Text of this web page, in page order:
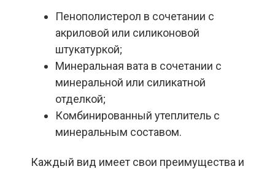
Пенополистерол в сочетании с
акриловой или силиконовой
штукатуркой;
Минеральная вата в сочетании с
минеральной или силикатной
отделкой;
Комбинированный утеплитель с
минеральным составом.
Каждый вид имеет свои преимущества и